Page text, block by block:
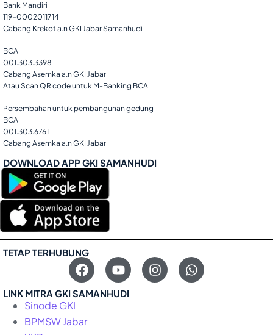
Bank Mandiri
119-0002011714
Cabang Krekot a.n GKI Jabar Samanhudi
BCA
001.303.3398
Cabang Asemka a.n GKI Jabar
Atau Scan QR code untuk M-Banking BCA
Persembahan untuk pembangunan gedung
BCA
001.303.6761
Cabang Asemka a.n GKI Jabar
DOWNLOAD APP GKI SAMANHUDI
TETAP TERHUBUNG
LINK MITRA GKI SAMANHUDI
Sinode GKI
BPMSW Jabar